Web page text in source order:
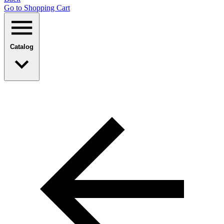
Go to Shopping Сart
Catalog